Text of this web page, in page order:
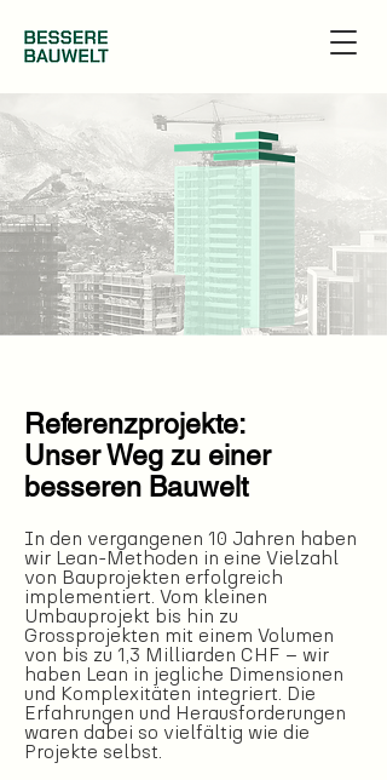
Referenzprojekte:
Unser Weg zu einer
besseren Bauwelt
​In den vergangenen 10 Jahren haben
wir Lean-Methoden in eine Vielzahl
von Bauprojekten erfolgreich
implementiert. Vom kleinen
Umbauprojekt bis hin zu
Grossprojekten mit einem Volumen
von bis zu 1,3 Milliarden CHF – wir
haben Lean in jegliche Dimensionen
und Komplexitäten integriert. Die
Erfahrungen und Herausforderungen
waren dabei so vielfältig wie die
Projekte selbst.